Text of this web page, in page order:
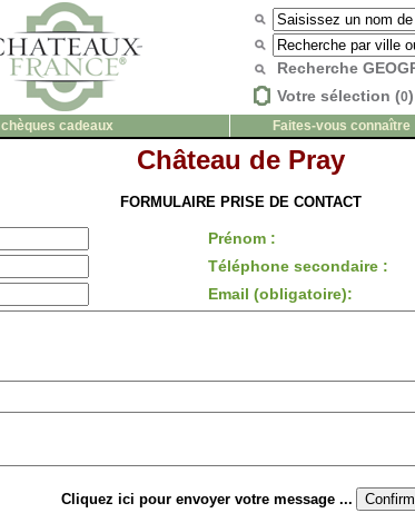
Recherche
Votre sélection (0)
chèques cadeaux Faites-vous connaître
Château de Pray
FORMULAIRE PRISE DE CONTACT
Prénom :
Téléphone secondaire :
Email (obligatoire):
Cliquez ici pour envoyer votre message ...